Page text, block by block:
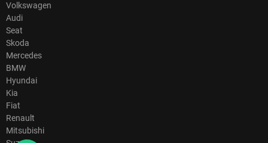
Volkswagen
Audi
Seat
Skoda
Mercedes
BMW
Hyundai
Kia
Fiat
Renault
Mitsubishi